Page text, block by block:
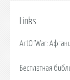
Links
ArtOfWar:
Бесплатная